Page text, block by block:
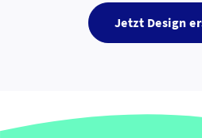
Jetzt Design